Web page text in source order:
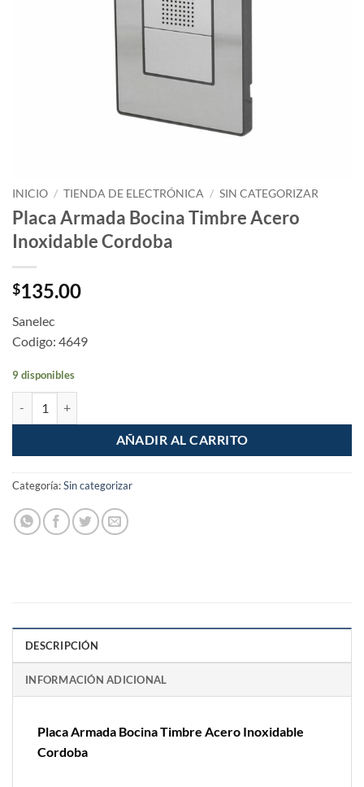
INICIO / TIENDA DE ELECTRÓNICA / SIN CATEGORIZAR
Placa Armada Bocina Timbre Acero
Inoxidable Cordoba
$135.00
Sanelec
Codigo: 4649
9 disponibles
AÑADIR AL CARRITO
Categoría:Sin categorizar
DESCRIPCIÓN
INFORMACIÓN ADICIONAL
Placa Armada Bocina Timbre Acero Inoxidable
Cordoba